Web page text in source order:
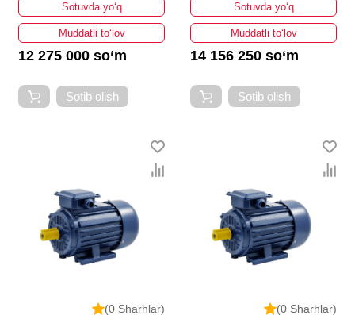
Sotuvda yo‘q
Muddatli to‘lov
12 275 000 so‘m
Sotib olish
Sotuvda yo‘q
Muddatli to‘lov
14 156 250 so‘m
Sotib olish
(0 Sharhlar)
(0 Sharhlar)